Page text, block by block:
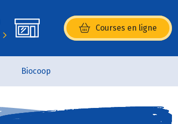
Courses en ligne
(s’ouvre dans une nouvelle
Biocoop